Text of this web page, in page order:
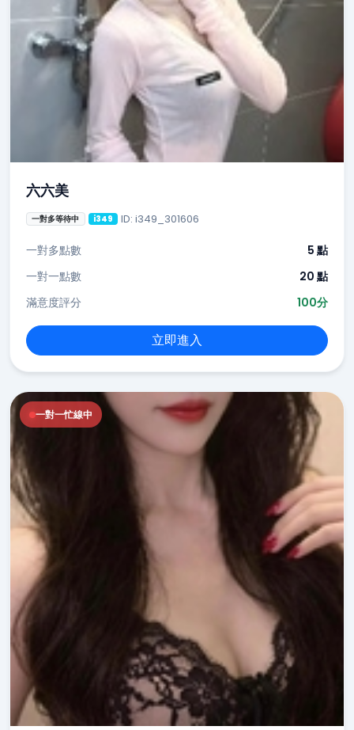
六六美
一對多等待中 i349 ID: i349_301606
一對多點數
5 點
一對一點數
20 點
滿意度評分
100分
立即進入
一對一忙線中